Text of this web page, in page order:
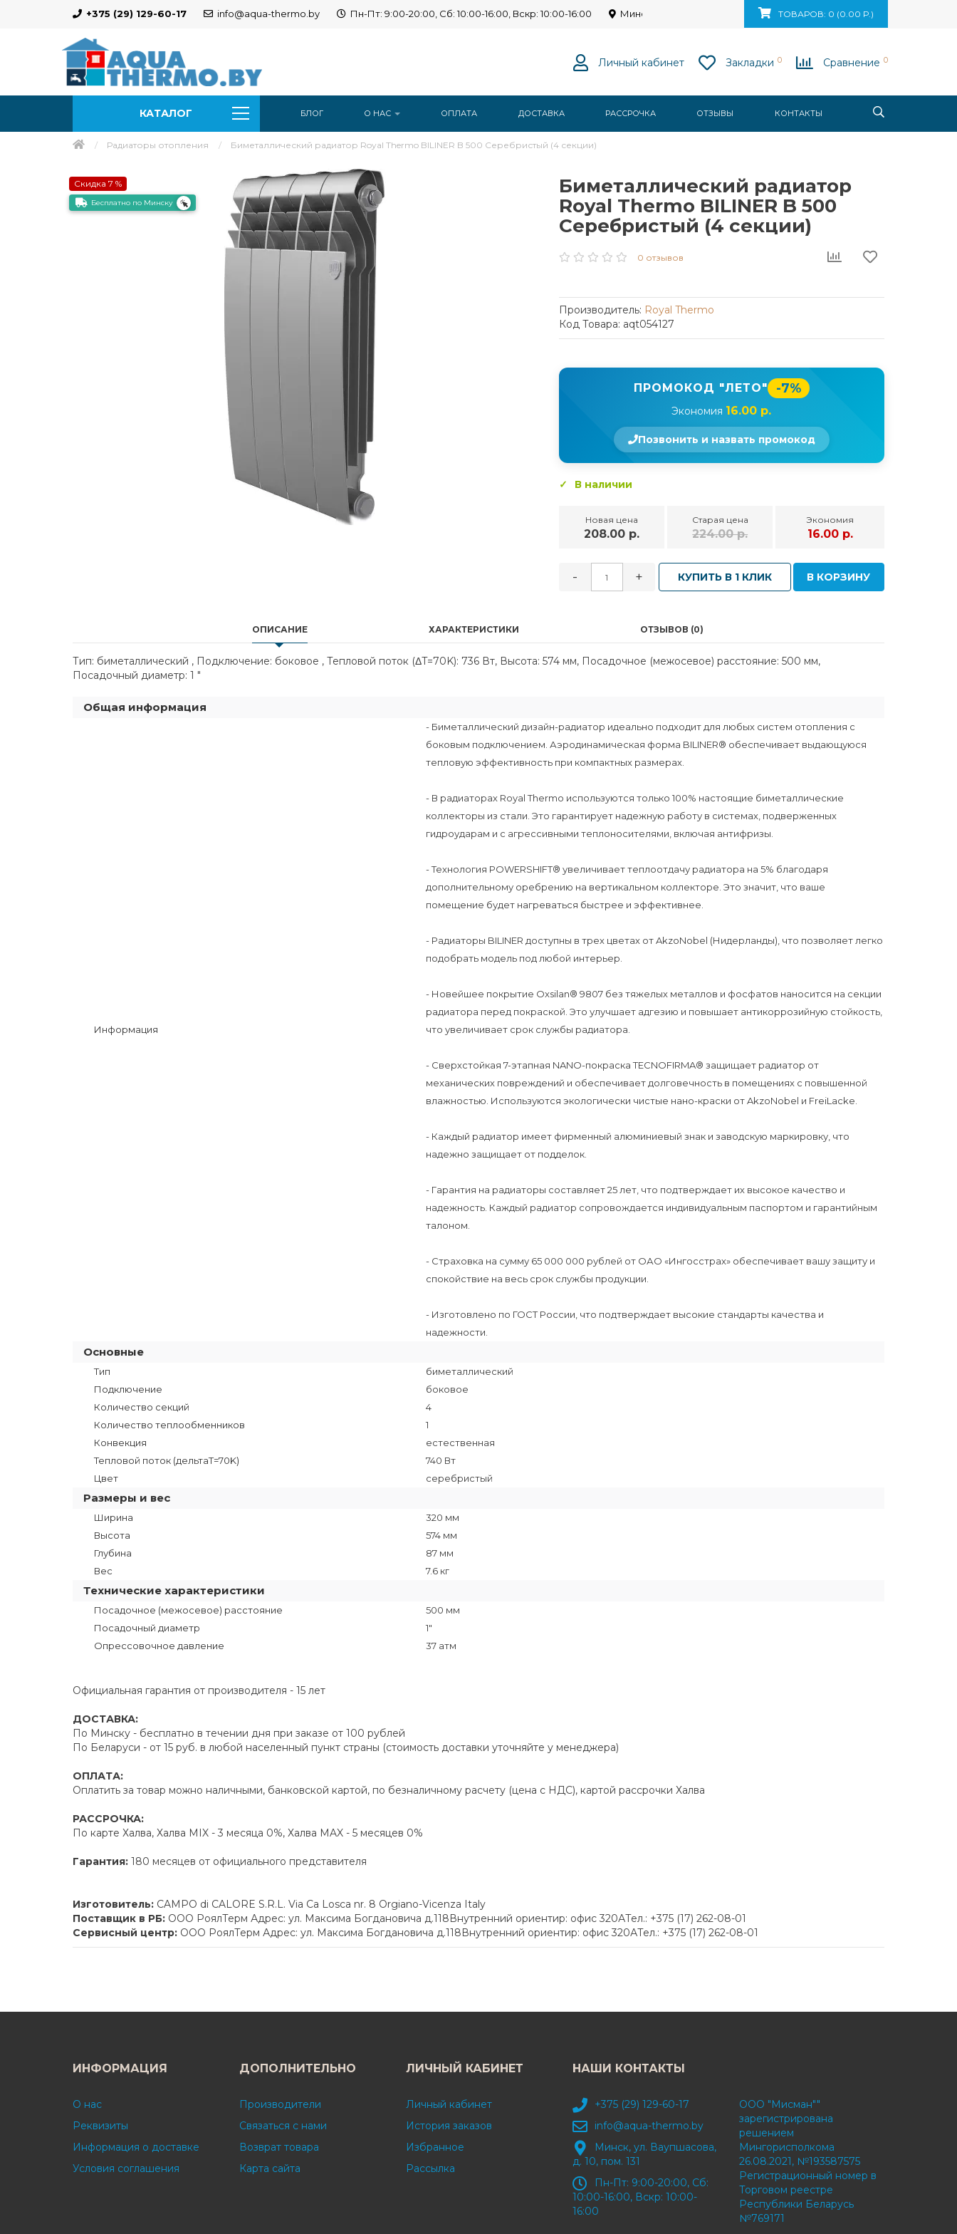
+375 (29) 129-60-17 info@aqua-thermo.by Пн-Пт: 9:00-20:00, Сб: 10:00-16:00, Вскр: 10:00-16:00 Минск, ул. Ваупшасова, д. 10, пом. 131ТОВАРОВ: 0 (0.00 Р.)
Личный кабинет Закладки 0 Сравнение 0
КАТАЛОГ БЛОГ О НАС ОПЛАТА ДОСТАВКА РАССРОЧКА ОТЗЫВЫ КОНТАКТЫ
Радиаторы отопления Биметаллический радиатор Royal Thermo BILINER B 500 Серебристый (4 секции)
Скидка 7 %
Бесплатно по Минску
Биметаллический радиатор
Royal Thermo BILINER B 500
Серебристый (4 секции)
0 отзывов
Производитель: Royal Thermo
Код Товара: aqt054127
ПРОМОКОД "ЛЕТО" -7%
Экономия 16.00 р.
Позвонить и назвать промокод
В наличии
Новая цена
208.00 р.
Старая цена
224.00 р.
Экономия
16.00 р.
- + КУПИТЬ В 1 КЛИК В КОРЗИНУ
ОПИСАНИЕ ХАРАКТЕРИСТИКИ ОТЗЫВОВ (0)
Тип: биметаллический , Подключение: боковое , Тепловой поток (ΔT=70K): 736 Вт, Высота: 574 мм, Посадочное (межосевое) расстояние: 500 мм,
Посадочный диаметр: 1 "
Общая информация
Информация
- Биметаллический дизайн-радиатор идеально подходит для любых систем отопления с
боковым подключением. Аэродинамическая форма BILINER® обеспечивает выдающуюся
тепловую эффективность при компактных размерах.
- В радиаторах Royal Thermo используются только 100% настоящие биметаллические
коллекторы из стали. Это гарантирует надежную работу в системах, подверженных
гидроударам и с агрессивными теплоносителями, включая антифризы.
- Технология POWERSHIFT® увеличивает теплоотдачу радиатора на 5% благодаря
дополнительному оребрению на вертикальном коллекторе. Это значит, что ваше
помещение будет нагреваться быстрее и эффективнее.
- Радиаторы BILINER доступны в трех цветах от AkzoNobel (Нидерланды), что позволяет легко
подобрать модель под любой интерьер.
- Новейшее покрытие Oxsilan® 9807 без тяжелых металлов и фосфатов наносится на секции
радиатора перед покраской. Это улучшает адгезию и повышает антикоррозийную стойкость,
что увеличивает срок службы радиатора.
- Сверхстойкая 7-этапная NANO-покраска TECNOFIRMA® защищает радиатор от
механических повреждений и обеспечивает долговечность в помещениях с повышенной
влажностью. Используются экологически чистые нано-краски от AkzoNobel и FreiLacke.
- Каждый радиатор имеет фирменный алюминиевый знак и заводскую маркировку, что
надежно защищает от подделок.
- Гарантия на радиаторы составляет 25 лет, что подтверждает их высокое качество и
надежность. Каждый радиатор сопровождается индивидуальным паспортом и гарантийным
талоном.
- Страховка на сумму 65 000 000 рублей от ОАО «Ингосстрах» обеспечивает вашу защиту и
спокойствие на весь срок службы продукции.
- Изготовлено по ГОСТ России, что подтверждает высокие стандарты качества и
надежности.
Основные
Тип
биметаллический
Подключение
боковое
Количество секций
4
Количество теплообменников
1
Конвекция
естественная
Тепловой поток (дельтаT=70K)
740 Вт
Цвет
серебристый
Размеры и вес
Ширина
320 мм
Высота
574 мм
Глубина
87 мм
Вес
7.6 кг
Технические характеристики
Посадочное (межосевое) расстояние
500 мм
Посадочный диаметр
1"
Опрессовочное давление
37 атм
Официальная гарантия от производителя - 15 лет
ДОСТАВКА:
По Минску - бесплатно в течении дня при заказе от 100 рублей
По Беларуси - от 15 руб. в любой населенный пункт страны (стоимость доставки уточняйте у менеджера)
ОПЛАТА:
Оплатить за товар можно наличными, банковской картой, по безналичному расчету (цена с НДС), картой рассрочки Халва
РАССРОЧКА:
По карте Халва, Халва MIX - 3 месяца 0%, Халва MAX - 5 месяцев 0%
Гарантия: 180 месяцев от официального представителя
Изготовитель: CAMPO di CALORE S.R.L. Via Ca Losca nr. 8 Orgiano-Vicenza Italy
Поставщик в РБ: ООО РоялТерм Адрес: ул. Максима Богдановича д.118Внутренний ориентир: офис 320АТел.: +375 (17) 262-08-01
Сервисный центр: ООО РоялТерм Адрес: ул. Максима Богдановича д.118Внутренний ориентир: офис 320АТел.: +375 (17) 262-08-01
ИНФОРМАЦИЯ
О нас
Реквизиты
Информация о доставке
Условия соглашения
ДОПОЛНИТЕЛЬНО
Производители
Связаться с нами
Возврат товара
Карта сайта
ЛИЧНЫЙ КАБИНЕТ
Личный кабинет
История заказов
Избранное
Рассылка
НАШИ КОНТАКТЫ
+375 (29) 129-60-17
info@aqua-thermo.by
Минск, ул. Ваупшасова,
д. 10, пом. 131
Пн-Пт: 9:00-20:00, Сб:
10:00-16:00, Вскр: 10:00-
16:00
ООО "Мисман""
зарегистрирована
решением
Мингорисполкома
26.08.2021, №193587575
Регистрационный номер в
Торговом реестре
Республики Беларусь
№769171